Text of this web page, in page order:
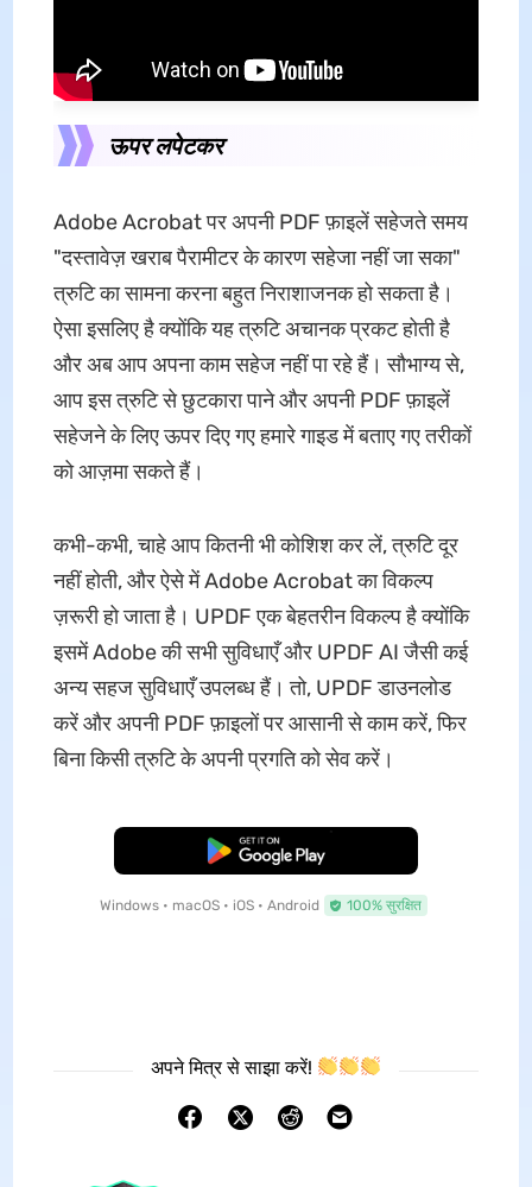
ऊपर लपेटकर
Adobe Acrobat पर अपनी PDF फ़ाइलें सहेजते समय
"दस्तावेज़ खराब पैरामीटर के कारण सहेजा नहीं जा सका"
त्रुटि का सामना करना बहुत निराशाजनक हो सकता है।
ऐसा इसलिए है क्योंकि यह त्रुटि अचानक प्रकट होती है
और अब आप अपना काम सहेज नहीं पा रहे हैं। सौभाग्य से,
आप इस त्रुटि से छुटकारा पाने और अपनी PDF फ़ाइलें
सहेजने के लिए ऊपर दिए गए हमारे गाइड में बताए गए तरीकों
को आज़मा सकते हैं।
कभी-कभी, चाहे आप कितनी भी कोशिश कर लें, त्रुटि दूर
नहीं होती, और ऐसे में Adobe Acrobat का विकल्प
ज़रूरी हो जाता है। UPDF एक बेहतरीन विकल्प है क्योंकि
इसमें Adobe की सभी सुविधाएँ और UPDF AI जैसी कई
अन्य सहज सुविधाएँ उपलब्ध हैं। तो, UPDF डाउनलोड
करें और अपनी PDF फ़ाइलों पर आसानी से काम करें, फिर
बिना किसी त्रुटि के अपनी प्रगति को सेव करें।
मुफ्त डाउनलोड
Windows • macOS • iOS • Android 100% सुरक्षित
अपने मित्र से साझा करें!